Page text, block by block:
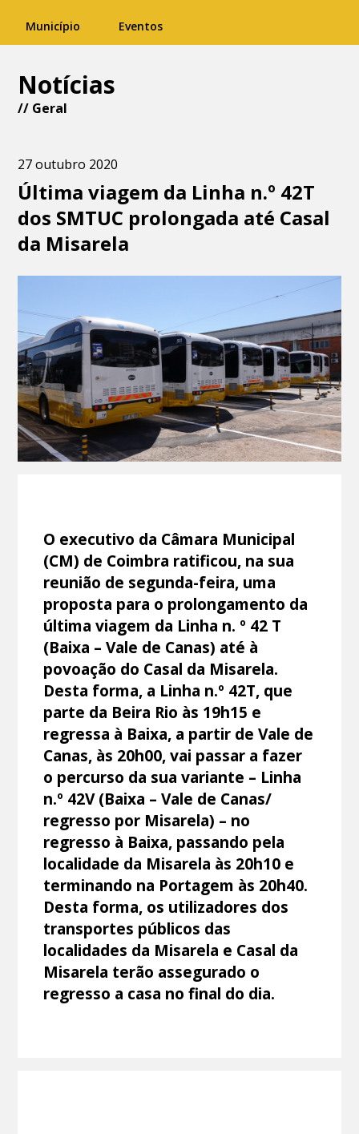
Município Eventos
Notícias
// Geral
27 outubro 2020
Última viagem da Linha n.º 42T
dos SMTUC prolongada até Casal
da Misarela
O executivo da Câmara Municipal
(CM) de Coimbra ratificou, na sua
reunião de segunda-feira, uma
proposta para o prolongamento da
última viagem da Linha n. º 42 T
(Baixa – Vale de Canas) até à
povoação do Casal da Misarela.
Desta forma, a Linha n.º 42T, que
parte da Beira Rio às 19h15 e
regressa à Baixa, a partir de Vale de
Canas, às 20h00, vai passar a fazer
o percurso da sua variante – Linha
n.º 42V (Baixa – Vale de Canas/
regresso por Misarela) – no
regresso à Baixa, passando pela
localidade da Misarela às 20h10 e
terminando na Portagem às 20h40.
Desta forma, os utilizadores dos
transportes públicos das
localidades da Misarela e Casal da
Misarela terão assegurado o
regresso a casa no final do dia.